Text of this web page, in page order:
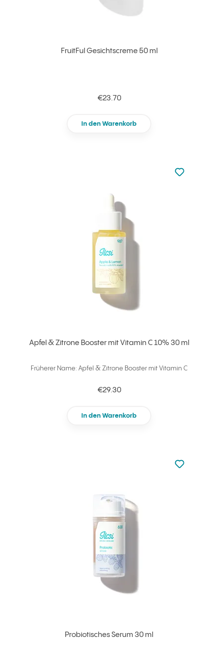
FruitFul Gesichtscreme 50 ml
€23.70
In den Warenkorb
Apfel & Zitrone Booster mit Vitamin C 10% 30 ml
Früherer Name: Apfel & Zitrone Booster mit Vitamin C
€29.30
In den Warenkorb
zu den
zu Ihren
Probiotisches Serum 30 ml
zu den
zu Ihren